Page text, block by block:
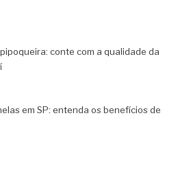
conte com a qualidade da
em SP: entenda os benefícios de